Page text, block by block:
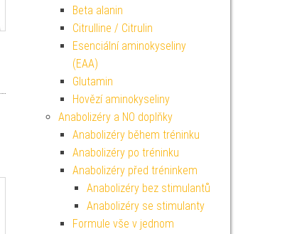
Beta alanin
Citrulline / Citrulin
Esenciální aminokyseliny
(EAA)
Glutamin
Hovězí aminokyseliny
Anabolizéry a NO doplňky
Anabolizéry během tréninku
Anabolizéry po tréninku
Anabolizéry před tréninkem
Anabolizéry bez stimulantů
Anabolizéry se stimulanty
Formule vše v jednom